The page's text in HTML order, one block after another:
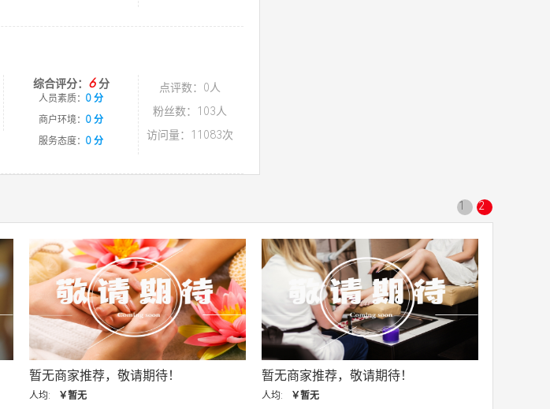
综合评分： 6分
人员素质： 0 分
商户环境： 0 分
服务态度： 0 分
点评数：0人
粉丝数：103人
访问量：11083次
1 2
暂无商家推荐，敬请期待！
人均: ￥暂无
暂无商家推荐，敬请期待！
人均: ￥暂无